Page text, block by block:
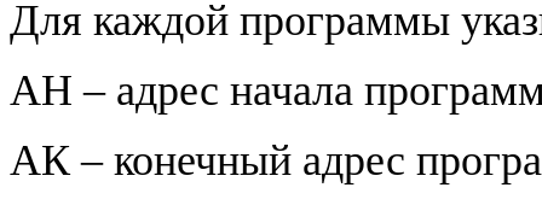
Для каждой программы
АН – адрес начала
АК – конечный адрес